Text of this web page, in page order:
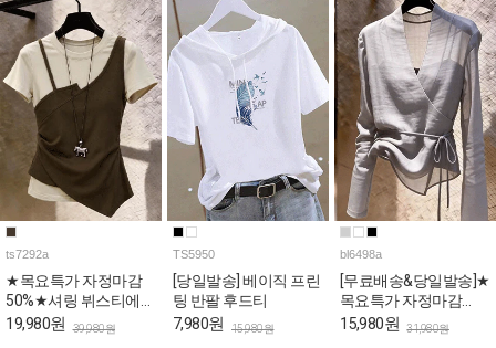
ts7292a
★목요특가 자정마감
50%★셔링 뷔스티에
슬림핏 레이어드 반팔
19,980원 39,980원
TS5950
[당일발송] 베이직 프린
팅 반팔 후드티
7,980원 15,980원
bl6498a
[무료배송&당일발송]★
목요특가 자정마감
50%★여리핏 시스루
브이넥 랩 블라우스
15,980원 31,980원